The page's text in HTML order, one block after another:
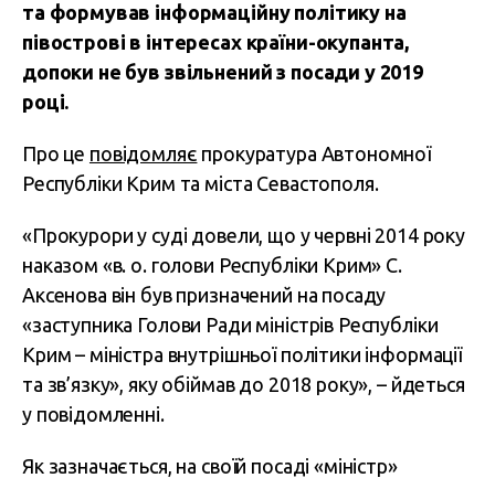
та формував інформаційну політику на
півострові в інтересах країни-окупанта,
допоки не був звільнений з посади у 2019
році.
Про це повідомляє прокуратура Автономної
Республіки Крим та міста Севастополя.
«Прокурори у суді довели, що у червні 2014 року
наказом «в. о. голови Республіки Крим» С.
Аксенова він був призначений на посаду
«заступника Голови Ради міністрів Республіки
Крим – міністра внутрішньої політики інформації
та зв’язку», яку обіймав до 2018 року», – йдеться
у повідомленні.
Як зазначається, на своїй посаді «міністр»